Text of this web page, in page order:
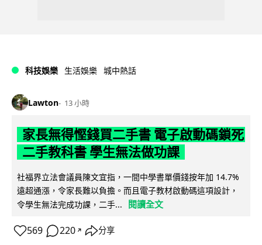
科技娛樂 生活娛樂 城中熱話
Lawton 13 小時
家長無得慳錢買二手書 電子啟動碼鎖死
二手教科書 學生無法做功課
社福界立法會議員陳文宜指，一間中學書單價錢按年加 14.7%
遠超通漲，令家長難以負擔。而且電子教材啟動碼這項設計，
令學生無法完成功課，二手...
閱讀全文
569 220 ↗ 分享